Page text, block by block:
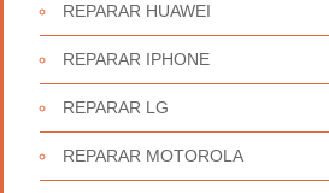
REPARAR HUAWEI
REPARAR IPHONE
REPARAR LG
REPARAR MOTOROLA